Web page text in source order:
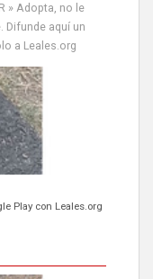
» Adopta, no le
Difunde aquí un
a Leales.org
con marca de